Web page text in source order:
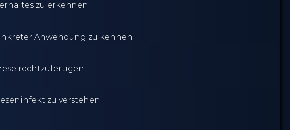
zu erkennen
Anwendung zu kennen
rechtzufertigen
zu verstehen